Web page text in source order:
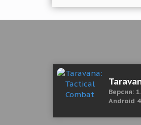
Версия:
Android